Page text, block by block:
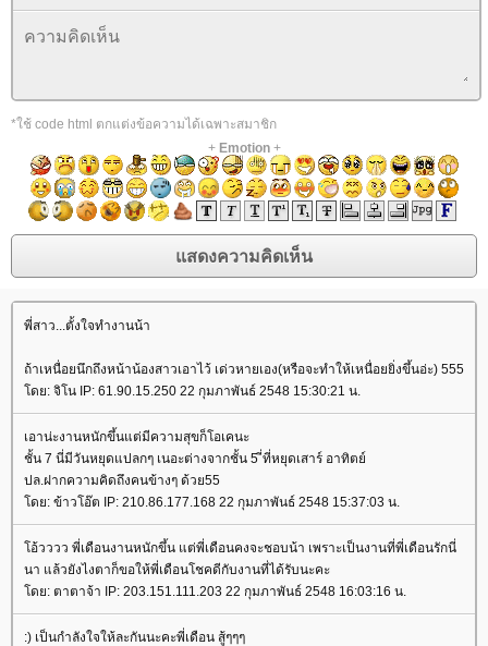
*ใช้ code html ตกแต่งข้อความได้เฉพาะสมาชิก
+ Emotion+
พี่สาว...ตั้งใจทำงานน้า
ถ้าเหนื่อยนึกถึงหน้าน้องสาวเอาไว้ เด่วหายเอง(หรือจะทำให้เหนื่อยยิ่งขึ้นอ่ะ) 555
ดย: จิโน IP: 61.90.15.250 22 กุมภาพันธ์ 2548 15:30:21 น.
เอาน่ะงานหนักขึ้นแต่มีความสุขก็โอเคนะ
ชั้น 7 นี่มีวันหยุดแปลกๆ เนอะต่างจากชั้น 5 ี่ที่หยุดเสาร์ อาทิตย์
ปล.ฝากความคิดถึงคนข้างๆ ด้วย55
ดย: ข้าวโอ๊ต IP: 210.86.177.168 22 กุมภาพันธ์ 2548 15:37:03 น.
อ้วววว พี่เดือนงานหนักขึ้น แต่พี่เดือนคงจะชอบน้า เพราะเป็นงานที่พี่เดือนรักนี่
นา แล้วยังไงตาก็ขอให้พี่เดือนโชคดีกับงานที่ได้รับนะคะ
ดย: ตาตาจ้า IP: 203.151.111.203 22 กุมภาพันธ์ 2548 16:03:16 น.
:) เป็นกำลังใจให้ละกันนะคะพี่เดือน สู้ๆๆๆ